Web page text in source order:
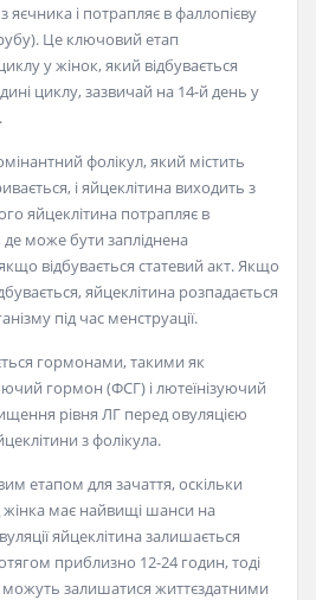
яєчника і потрапляє в фаллопієву
Це ключовий етап
у жінок, який відбувається
циклу, зазвичай на 14-й день у
фолікул, який містить
і яйцеклітина виходить з
яйцеклітина потрапляє в
де може бути запліднена
відбувається статевий акт. Якщо
яйцеклітина розпадається
під час менструації.
гормонами, такими як
гормон (ФСГ) і лютеїнізуючий
рівня ЛГ перед овуляцією
з фолікула.
етапом для зачаття, оскільки
жінка має найвищі шанси на
яйцеклітина залишається
приблизно 12-24 годин, тоді
можуть залишатися життєздатними